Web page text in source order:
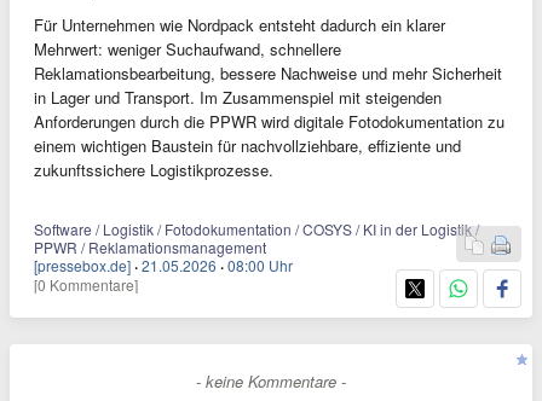
Für Unternehmen wie Nordpack entsteht dadurch ein klarer
Mehrwert: weniger Suchaufwand, schnellere
Reklamationsbearbeitung, bessere Nachweise und mehr Sicherheit
in Lager und Transport. Im Zusammenspiel mit steigenden
Anforderungen durch die PPWR wird digitale Fotodokumentation zu
einem wichtigen Baustein für nachvollziehbare, effiziente und
zukunftssichere Logistikprozesse.
Software / Logistik / Fotodokumentation / COSYS / KI in der Logistik /
PPWR / Reklamationsmanagement
[pressebox.de] ·21.05.2026 ·08:00 Uhr
[0 Kommentare]
- keine Kommentare -